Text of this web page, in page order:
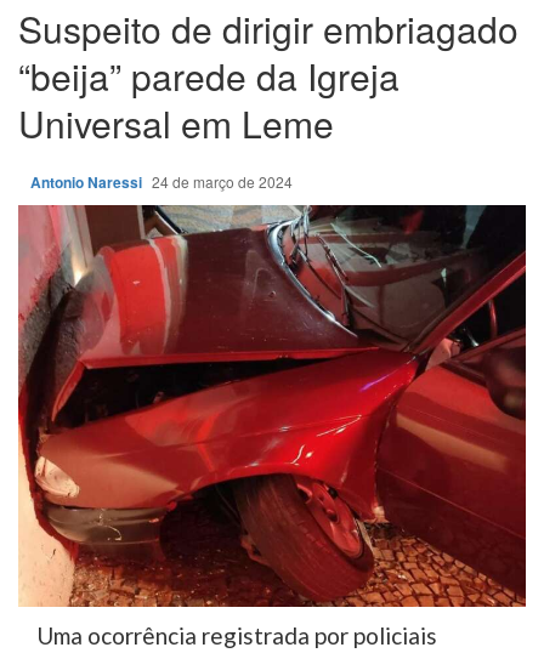
Suspeito de dirigir embriagado
“beija” parede da Igreja
Universal em Leme
Antonio Naressi 24 de março de 2024
Uma ocorrência registrada por policiais